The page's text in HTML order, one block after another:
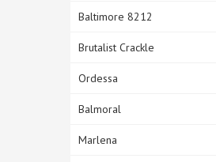
Baltimore 8212
Brutalist Crackle
Ordessa
Balmoral
Marlena